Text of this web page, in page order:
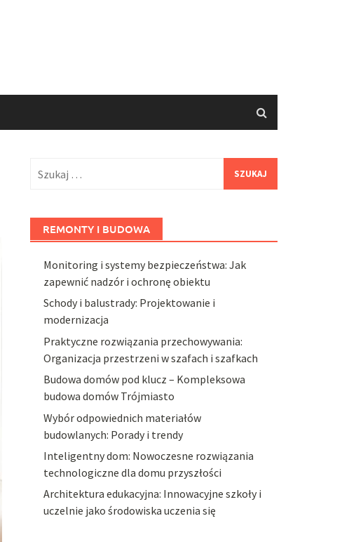
REMONTY I BUDOWA
Monitoring i systemy bezpieczeństwa: Jak
zapewnić nadzór i ochronę obiektu
Schody i balustrady: Projektowanie i
modernizacja
Praktyczne rozwiązania przechowywania:
Organizacja przestrzeni w szafach i szafkach
Budowa domów pod klucz – Kompleksowa
budowa domów Trójmiasto
Wybór odpowiednich materiałów
budowlanych: Porady i trendy
Inteligentny dom: Nowoczesne rozwiązania
technologiczne dla domu przyszłości
Architektura edukacyjna: Innowacyjne szkoły i
uczelnie jako środowiska uczenia się